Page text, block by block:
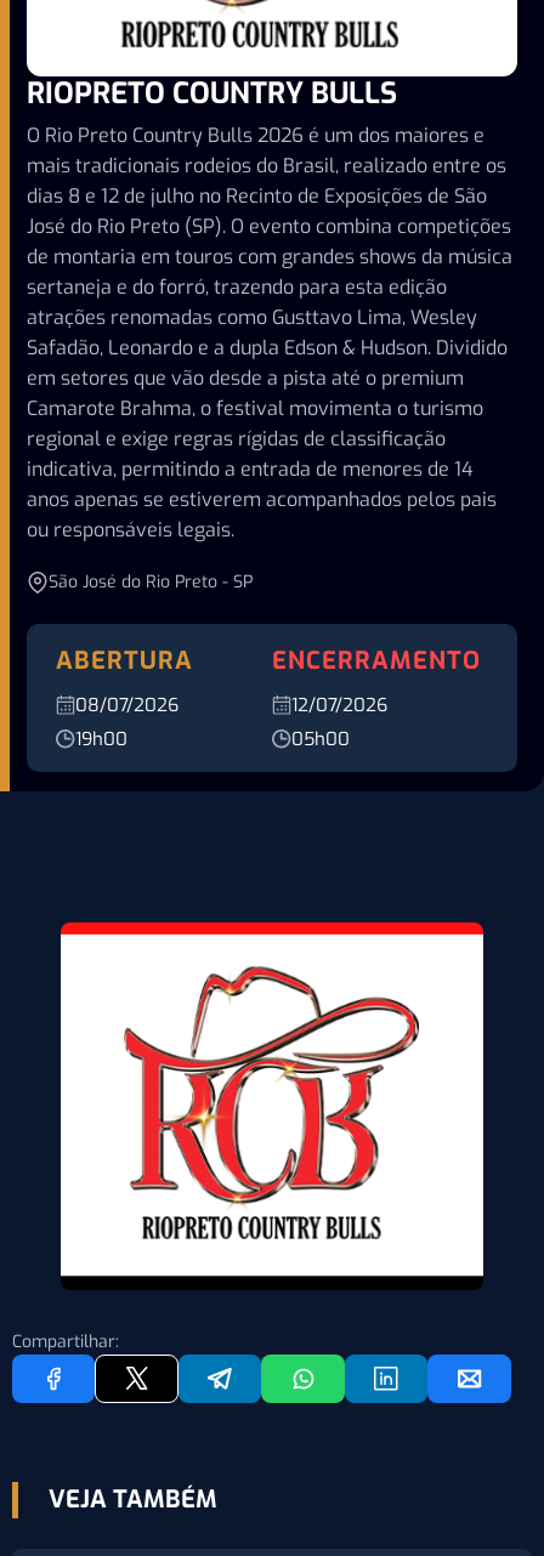
RIOPRETO COUNTRY BULLS
O Rio Preto Country Bulls 2026 é um dos maiores e
mais tradicionais rodeios do Brasil, realizado entre os
dias 8 e 12 de julho no Recinto de Exposições de São
José do Rio Preto (SP). O evento combina competições
de montaria em touros com grandes shows da música
sertaneja e do forró, trazendo para esta edição
atrações renomadas como Gusttavo Lima, Wesley
Safadão, Leonardo e a dupla Edson & Hudson. Dividido
em setores que vão desde a pista até o premium
Camarote Brahma, o festival movimenta o turismo
regional e exige regras rígidas de classificação
indicativa, permitindo a entrada de menores de 14
anos apenas se estiverem acompanhados pelos pais
ou responsáveis legais.
São José do Rio Preto - SP
ABERTURA
08/07/2026
19h00
ENCERRAMENTO
12/07/2026
05h00
Compartilhar:
VEJA TAMBÉM